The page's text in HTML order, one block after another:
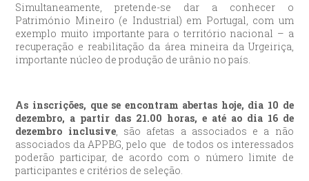
Simultaneamente, pretende-se dar a conhecer o
Património Mineiro (e Industrial) em Portugal, com um
exemplo muito importante para o território nacional – a
recuperação e reabilitação da área mineira da Urgeiriça,
importante núcleo de produção de urânio no país.
As inscrições, que se encontram abertas hoje, dia 10 de
dezembro, a partir das 21.00 horas, e até ao dia 16 de
dezembro inclusive, são afetas a associados e a não
associados da APPBG, pelo que de todos os interessados
poderão participar, de acordo com o número limite de
participantes e critérios de seleção.